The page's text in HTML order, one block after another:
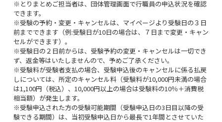
※とりまとめご担当者は、団体管理画面で行職員の申込状況を確認
できます。
※受験の予約・変更・キャンセルは、マイページより受験日の３日
前までできます（例:受験日が10日の場合は、７日まで変更・キャン
セルができます）。
※受験日の２日前からは、受験予約の変更・キャンセルは一切でき
ず、返金等はいたしませんので、予めご了承ください。
※受験料が受験者支払の場合、受験申込後のキャンセルに係る払戻
しについては、所定のキャンセル料（受験料が10,000円未満の場合
は1,100円（税込）、10,000円以上の場合は受験料の10％＋消費税
相当額）が発生します。
※受験申込された方の受験可能期間（受験申込日の3日目以降の受
験できる期間）は、当初受験申込日から最長で1年間とさせていた